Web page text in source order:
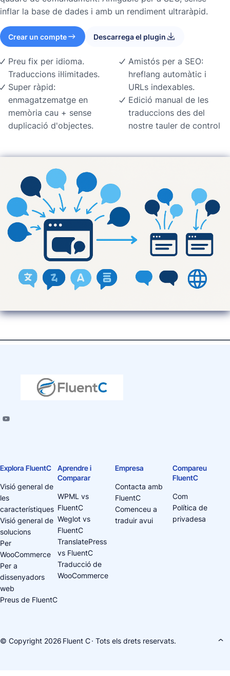
inflar la base de dades i amb un rendiment ultraràpid.
Crear un compte Descarrega el plugin
Preu fix per idioma.
Traduccions il·limitades.
Super ràpid:
enmagatzematge en
memòria cau + sense
duplicació d'objectes.
Amistós per a SEO:
hreflang automàtic i
URLs indexables.
Edició manual de les
traduccions des del
nostre tauler de control
Explora FluentC
Visió general de
les
característiques
Visió general de
solucions
Per
WooCommerce
Per a
dissenyadors
web
Preus de FluentC
Aprendre i
Comparar
WPML vs
FluentC
Weglot vs
FluentC
TranslatePress
vs FluentC
Traducció de
WooCommerce
Empresa
Contacta amb
FluentC
Comenceu a
traduir avui
Compareu
FluentC
Com
Política de
privadesa
© Copyright 2026 Fluent C· Tots els drets reservats.